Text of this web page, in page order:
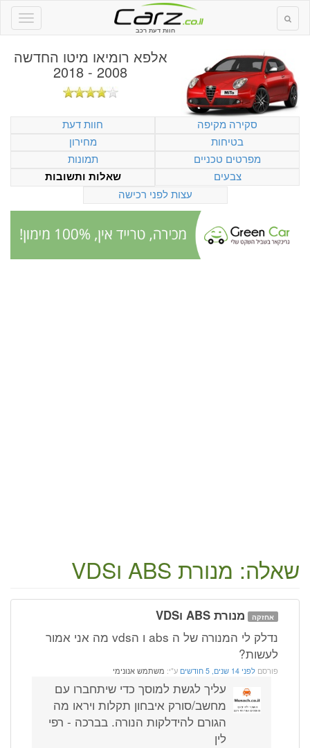
חוות דעת רכב
אלפא רומיאו מיטו החדשה
2008 - 2018
סקירה מקיפה
חוות דעת
בטיחות
מחירון
מפרטים טכניים
תמונות
צבעים
שאלות ותשובות
עצות לפני רכישה
שאלה: מנורת ABS וVDS
אחזקה מנורת ABS וVDS
נדלק לי המנורה של ה abs ו הvds מה אני אמור
לעשות?
פורסם לפני 14 שנים, 5 חודשים ע"י: משתמש אנונימי
עליך לגשת למוסך כדי שיתחברו עם
מחשב/סורק איבחון תקלות ויראו מה
הגורם להידלקות הנורה. בברכה - רפי
לין